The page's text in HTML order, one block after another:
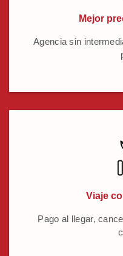
Mejor
Agencia sin
Viaje
Pago al llegar,